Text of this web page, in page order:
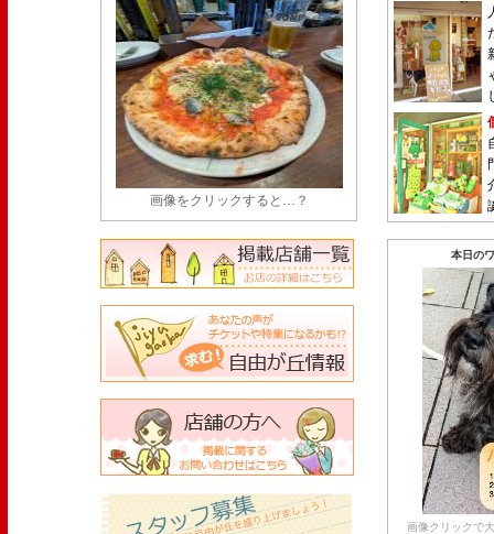
画像をクリックすると…？
本日の
画像クリックで